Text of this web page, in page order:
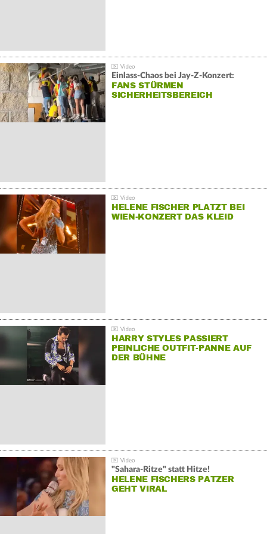
Einlass-Chaos bei Jay-Z-Konzert:
FANS STÜRMEN
SICHERHEITSBEREICH
HELENE FISCHER PLATZT BEI
WIEN-KONZERT DAS KLEID
HARRY STYLES PASSIERT
PEINLICHE OUTFIT-PANNE AUF
DER BÜHNE
"Sahara-Ritze" statt Hitze!
HELENE FISCHERS PATZER
GEHT VIRAL